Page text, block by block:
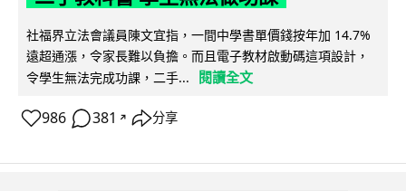
社福界立法會議員陳文宜指，一間中學書單價錢按年加 14.7%
遠超通漲，令家長難以負擔。而且電子教材啟動碼這項設計，
令學生無法完成功課，二手...
閱讀全文
986 381 ↗ 分享